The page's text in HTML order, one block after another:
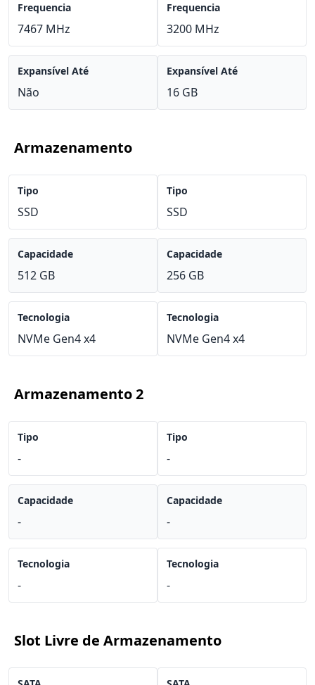
Frequencia
7467 MHz
Expansível Até
Não
Frequencia
3200 MHz
Expansível Até
16 GB
Armazenamento
Tipo
SSD
Capacidade
512 GB
Tecnologia
NVMe Gen4 x4
Tipo
SSD
Capacidade
256 GB
Tecnologia
NVMe Gen4 x4
Armazenamento 2
Tipo
-
Capacidade
-
Tecnologia
-
Tipo
-
Capacidade
-
Tecnologia
-
Slot Livre de Armazenamento